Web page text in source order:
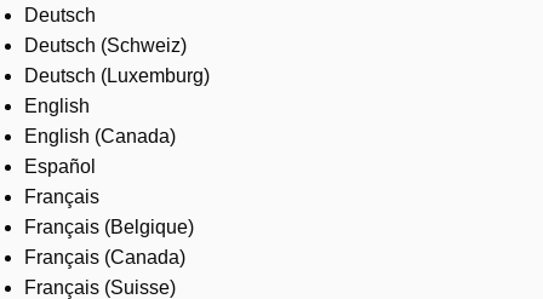
About us
Where to buy
Contact us
Careers
Deutsch
Deutsch (Schweiz)
Deutsch (Luxemburg)
English
English (Canada)
Español
Français
Français (Belgique)
Français (Canada)
Français (Suisse)